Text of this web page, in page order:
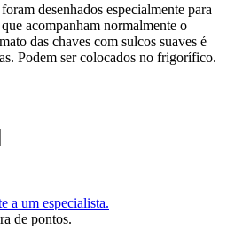
desenhados especialmente para
acompanham normalmente o
das chaves com sulcos suaves é
Podem ser colocados no frigorífico.
a um especialista.
de pontos.